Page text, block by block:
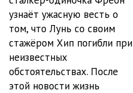
09_CHast_9
10_CHast_10
11_CHast_11
12_CHast_12
узнаёт ужасную весть о
том, что Лунь со своим
стажёром Хип погибли при
неизвестных
обстоятельствах. После
этой новости жизнь